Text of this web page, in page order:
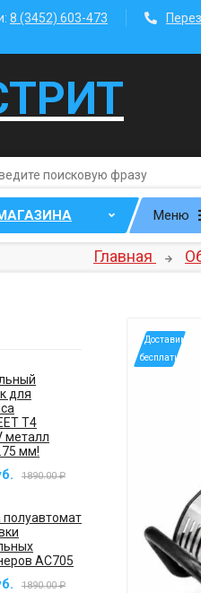
8 (3452) 603-473
Меню
Главная
*Доставим
бесплатно
для
T4
металл
мм!
1890.00 ₽
полуавтомат
AC705
1890.00 ₽